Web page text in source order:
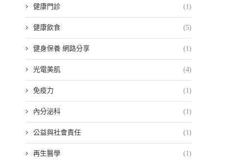
健康門診 (1)
健康飲食 (5)
健身保養 網路分享 (1)
光電美肌 (4)
免疫力 (1)
內分泌科 (1)
公益與社會責任 (1)
再生醫學 (1)